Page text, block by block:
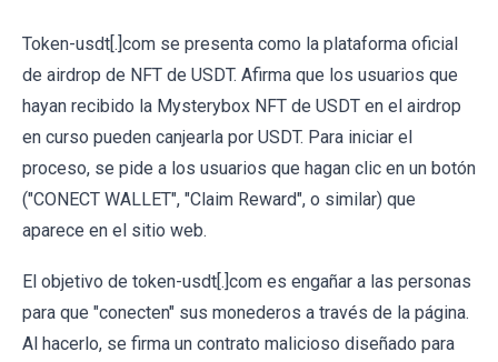
Token-usdt[.]com se presenta como la plataforma oficial
de airdrop de NFT de USDT. Afirma que los usuarios que
hayan recibido la Mysterybox NFT de USDT en el airdrop
en curso pueden canjearla por USDT. Para iniciar el
proceso, se pide a los usuarios que hagan clic en un botón
("CONECT WALLET", "Claim Reward", o similar) que
aparece en el sitio web.
El objetivo de token-usdt[.]com es engañar a las personas
para que "conecten" sus monederos a través de la página.
Al hacerlo, se firma un contrato malicioso diseñado para